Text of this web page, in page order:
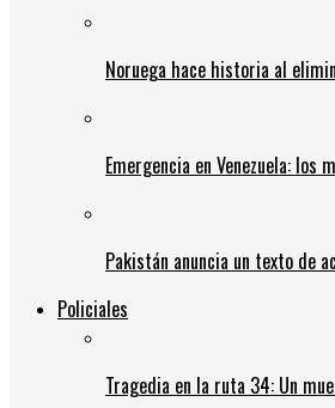
Noruega hace historia al
Emergencia en Venezuela:
Pakistán anuncia un texto de
Policiales
Tragedia en la ruta 34: Un